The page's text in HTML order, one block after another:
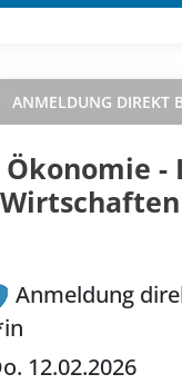
ANMELDUNG DIREKT
Ökonomie -
Anmeldung
12.02.2026